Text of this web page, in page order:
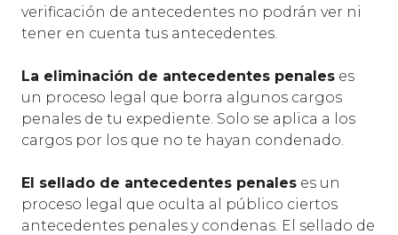
verificación de antecedentes no podrán ver ni
tener en cuenta tus antecedentes.
La eliminación de antecedentes penales es
un proceso legal que borra algunos cargos
penales de tu expediente. Solo se aplica a los
cargos por los que no te hayan condenado.
El sellado de antecedentes penales es un
proceso legal que oculta al público ciertos
antecedentes penales y condenas. El sellado de